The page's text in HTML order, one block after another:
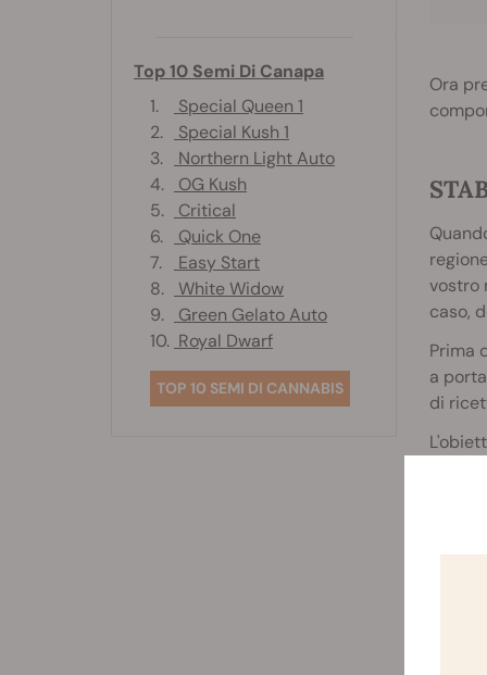
Ora
vostro
caso,
Prima
a
di
Top 10 Semi Di Canapa
1.
Special Queen 1
2.
Special Kush 1
3.
Northern Light Auto
4.
OG Kush
5.
Critical
6.
Quick One
7.
Easy Start
8.
White Widow
9.
Green Gelato Auto
10. Royal Dwarf
TOP 10 SEMI DI CANNABIS